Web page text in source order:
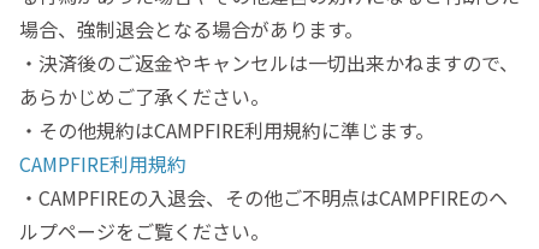
場合、強制退会となる場合があります。
・決済後のご返金やキャンセルは一切出来かねますので、
あらかじめご了承ください。
・その他規約はCAMPFIRE利用規約に準じます。
CAMPFIRE利用規約
・CAMPFIREの入退会、その他ご不明点はCAMPFIREのヘ
ルプページをご覧ください。